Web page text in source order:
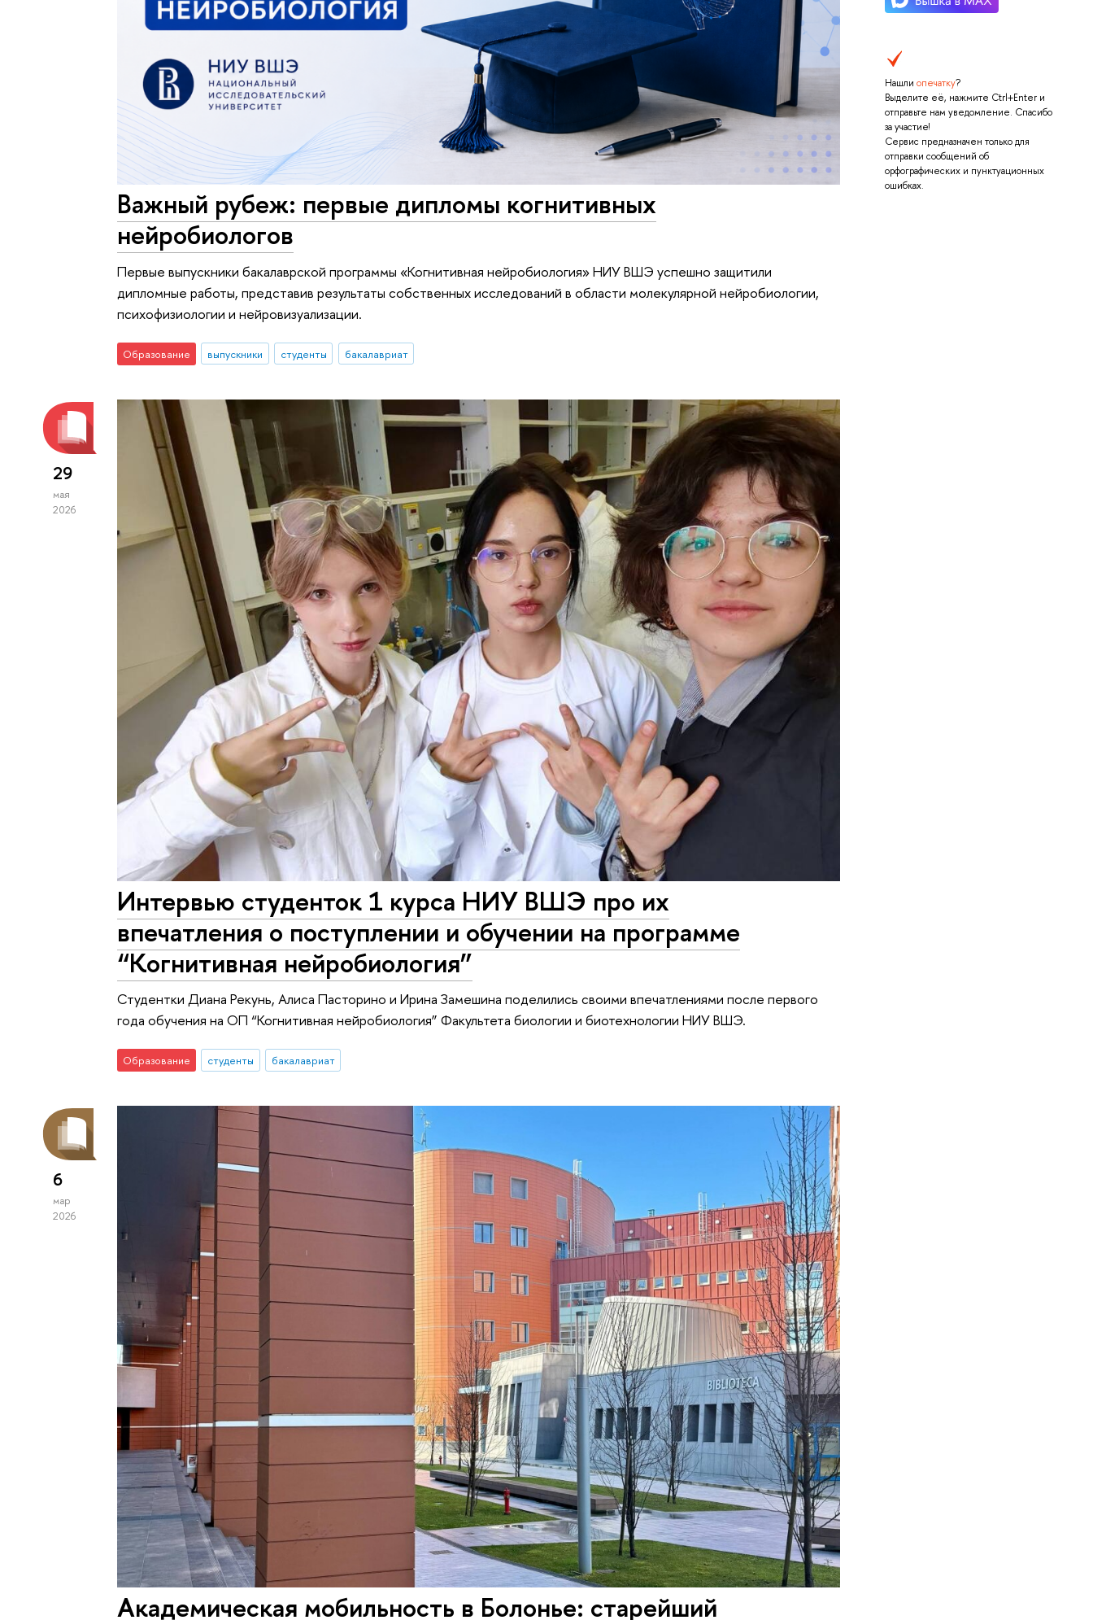
Нашли опечатку?
Выделите её, нажмите Ctrl+Enter и
отправьте нам уведомление. Спасибо
за участие!
Сервис предназначен только для
отправки сообщений об
орфографических и пунктуационных
ошибках.
Важный рубеж: первые дипломы когнитивных
нейробиологов
Первые выпускники бакалаврской программы «Когнитивная нейробиология» НИУ ВШЭ успешно защитили
дипломные работы, представив результаты собственных исследований в области молекулярной нейробиологии,
психофизиологии и нейровизуализации.
Образование выпускники студенты бакалавриат
29
мая
2026
Интервью студенток 1 курса НИУ ВШЭ про их
впечатления о поступлении и обучении на программе
“Когнитивная нейробиология”
Студентки Диана Рекунь, Алиса Пасторино и Ирина Замешина поделились своими впечатлениями после первого
года обучения на ОП “Когнитивная нейробиология” Факультета биологии и биотехнологии НИУ ВШЭ.
Образование студенты бакалавриат
6
мар
2026
Академическая мобильность в Болонье: старейший